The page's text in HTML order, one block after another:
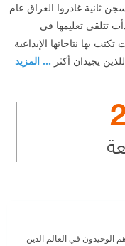
ثانية غادروا العراق عام
تتلقى تعليمها في
بها نتاجاتها الإبداعية
يجيدان أكثر ... المزيد
في العالم الذين